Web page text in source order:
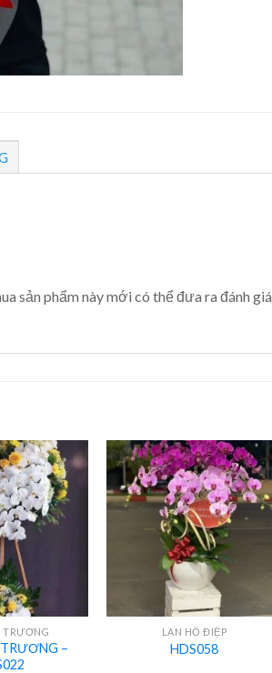
sản phẩm này mới có thể đưa ra đánh giá.
TRƯƠNG
–
LAN HỒ ĐIỆP
HDS058